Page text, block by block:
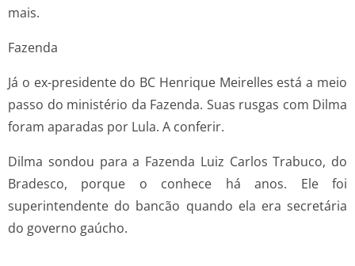
mais.
Fazenda
Já o ex-presidente do BC Henrique Meirelles está a meio
passo do ministério da Fazenda. Suas rusgas com Dilma
foram aparadas por Lula. A conferir.
Dilma sondou para a Fazenda Luiz Carlos Trabuco, do
Bradesco, porque o conhece há anos. Ele foi
superintendente do bancão quando ela era secretária
do governo gaúcho.